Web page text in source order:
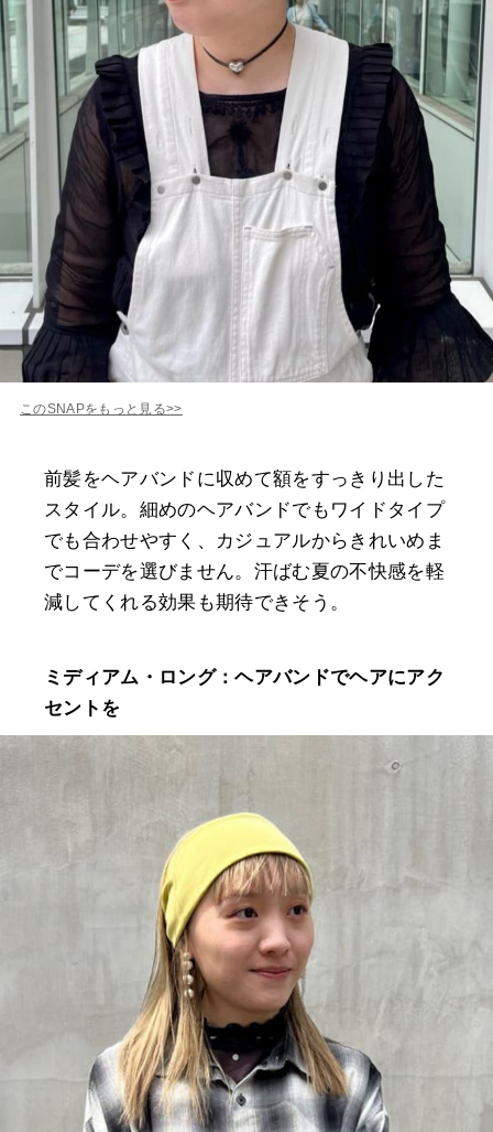
このSNAPをもっと見る>>
前髪をヘアバンドに収めて額をすっきり出した
スタイル。細めのヘアバンドでもワイドタイプ
でも合わせやすく、カジュアルからきれいめま
でコーデを選びません。汗ばむ夏の不快感を軽
減してくれる効果も期待できそう。
ミディアム・ロング：ヘアバンドでヘアにアク
セントを